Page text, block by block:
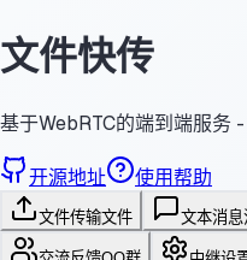
文件快传
基于WebRTC的端到端服务
开源地址 使用帮助
文件传输文件 文本消息